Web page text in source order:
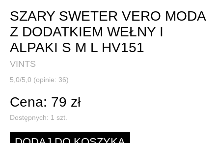
SZARY SWETER VERO MODA
Z DODATKIEM WEŁNY I
ALPAKI S M L HV151
VINTS
5,0/5,0 (opinie: 36)
Cena: 79 zł
Dostępnych: 1 szt.